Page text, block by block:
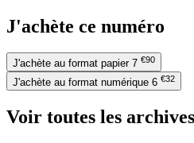
J'achète ce numéro
J'achète au format papier 7 €90
J'achète au format numérique 6 €32
Voir toutes les